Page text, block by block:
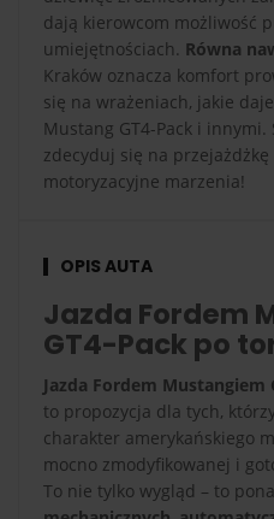
dają kierowcom możliwość
umiejętnościach. Równa
Kraków oznacza komfort
się na wrażeniach, jakie
Mustang GT4-Pack i
zdecyduj się na
motoryzacyjne marzenia!
OPIS AUTA
Jazda Fordem
GT4-Pack po
Jazda Fordem
to propozycja dla tych,
charakter amerykańskiego
mocno zmodyfikowanej i
To nie tylko wygląd – to